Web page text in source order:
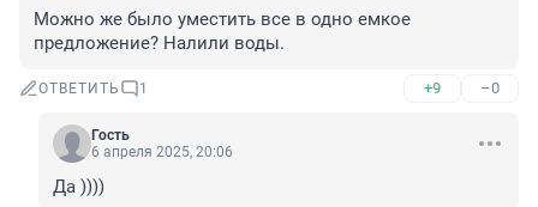
Можно же было уместить все в одно емкое
предложение? Налили воды.
ОТВЕТИТЬ 1 +9 –0
Гость
6 апреля 2025, 20:06
Да ))))